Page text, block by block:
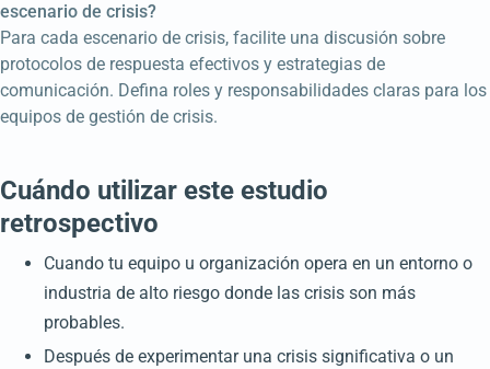
escenario de crisis?
Para cada escenario de crisis, facilite una discusión sobre
protocolos de respuesta efectivos y estrategias de
comunicación. Defina roles y responsabilidades claras para los
equipos de gestión de crisis.
Cuándo utilizar este estudio
retrospectivo
Cuando tu equipo u organización opera en un entorno o
industria de alto riesgo donde las crisis son más
probables.
Después de experimentar una crisis significativa o un